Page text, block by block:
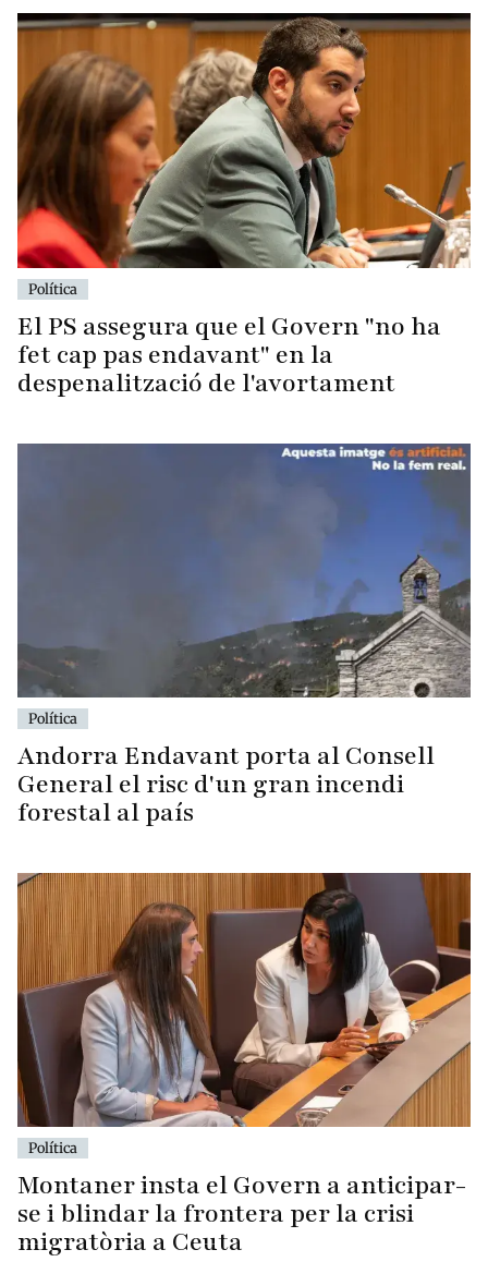
Política
El PS assegura que el Govern "no ha
fet cap pas endavant" en la
despenalització de l'avortament
Política
Andorra Endavant porta al Consell
General el risc d'un gran incendi
forestal al país
Política
Montaner insta el Govern a anticipar-
se i blindar la frontera per la crisi
migratòria a Ceuta